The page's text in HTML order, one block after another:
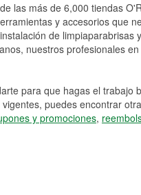
las más de 6,000 tiendas
y accesorios que
de limpiaparabrisas
nuestros profesionales
para que hagas el trabajo
puedes encontrar
y promociones,